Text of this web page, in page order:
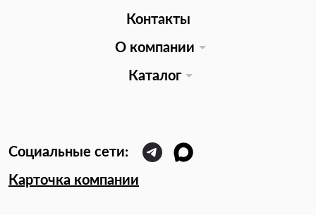
Контакты
О компании
Каталог
Карточка компании